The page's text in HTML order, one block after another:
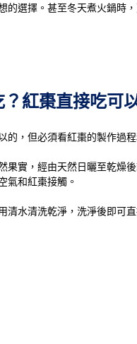
的選擇。甚至冬天煮火鍋時
紅棗直接吃可
的，但必須看紅棗的製作過
果實，經由天然日曬至乾燥
氣和紅棗接觸。
清水清洗乾淨，洗淨後即可直